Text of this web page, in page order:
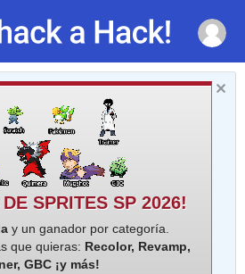
DE SPRITES SP 2026!
y un ganador por categoría.
que quieras: Recolor, Revamp,
GBC ¡y más!